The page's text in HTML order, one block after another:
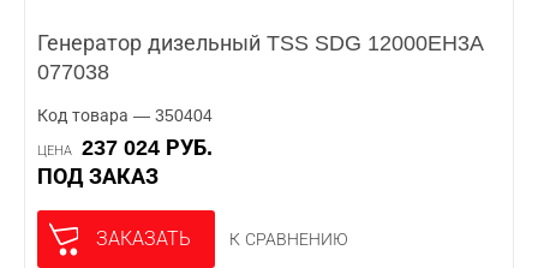
Генератор дизельный TSS SDG 12000EH3A
077038
Код товара — 350404
ЦЕНА
237 024 РУБ.
ПОД ЗАКАЗ
ЗАКАЗАТЬ К СРАВНЕНИЮ